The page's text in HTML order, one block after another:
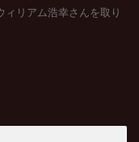
リアム浩幸さんを取り